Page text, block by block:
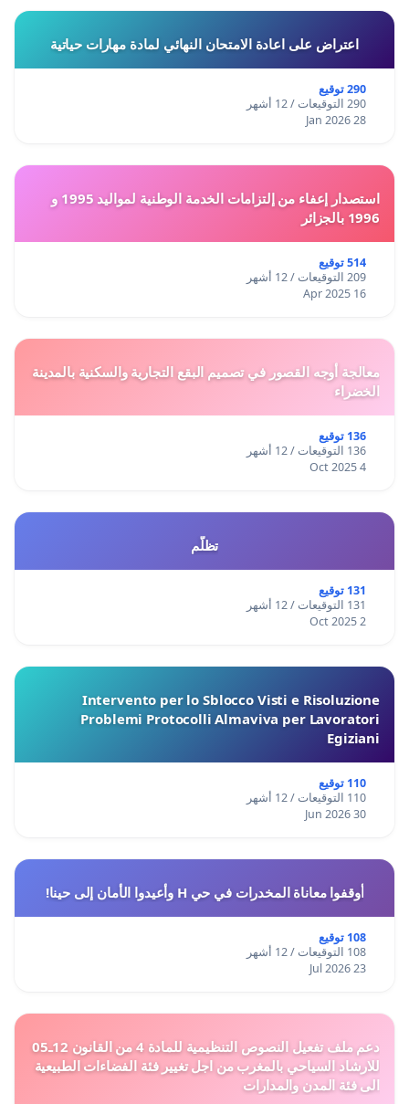
اعتراض على اعادة الامتحان النهائي لمادة مهارات حياتية
290 توقيع
290 التوقيعات / 12 أشهر
28 Jan 2026
استصدار إعفاء من إلتزامات الخدمة الوطنية لمواليد 1995 و
1996 بالجزائر
514 توقيع
209 التوقيعات / 12 أشهر
16 Apr 2025
معالجة أوجه القصور في تصميم البقع التجارية والسكنية بالمدينة
الخضراء
136 توقيع
136 التوقيعات / 12 أشهر
4 Oct 2025
تظلّم
131 توقيع
131 التوقيعات / 12 أشهر
2 Oct 2025
Intervento per lo Sblocco Visti e Risoluzione
Problemi Protocolli Almaviva per Lavoratori
Egiziani
110 توقيع
110 التوقيعات / 12 أشهر
30 Jun 2026
أوقفوا معاناة المخدرات في حي H وأعيدوا الأمان إلى حينا!
108 توقيع
108 التوقيعات / 12 أشهر
23 Jul 2026
دعم ملف تفعيل النصوص التنظيمية للمادة 4 من القانون 12ـ05
للارشاد السياحي بالمغرب من اجل تغيير فئة الفضاءات الطبيعية
الى فئة المدن والمدارات